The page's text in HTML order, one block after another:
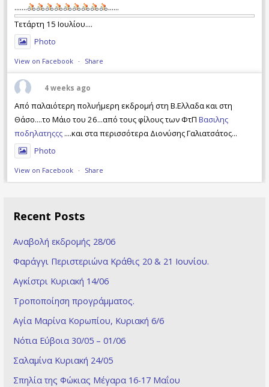
.......
......
Τετάρτη 15 Ιουλίου....
Photo
View on Facebook · Share
4 weeks ago
Από παλαιότερη πολυήμερη εκδρομή στη Β.Ελλαδα και στη
Θάσο....το Μάιο του 26...από τους φίλους των ΦτΠΒασιλης
ποδηλατηςςς ....και στα περισσότερα Διονύσης Γαλιατσάτος...
Photo
View on Facebook · Share
Recent Posts
Αναβολή εκδρομής 28/06
Φαράγγι Περιστεριώνα Κράθις 20 & 21 Ioυνίου.
Αγκίστρι Κυριακή 14/06
Τροποποίηση προγράμματος.
Αγία Μαρίνα Κορωπίου, Κυριακή 6/6
Νότια Εύβοια 30/05 – 01/06
Σαλαμίνα Κυριακή 24/05
Σπηλία της Φώκιας Μέγαρα 16-17 Μαΐου